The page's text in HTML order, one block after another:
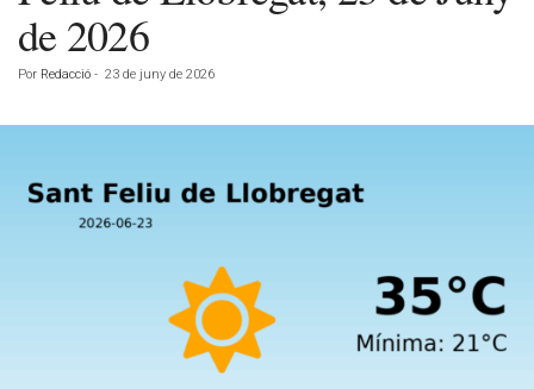
de 2026
Por Redacció - 23 de juny de 2026